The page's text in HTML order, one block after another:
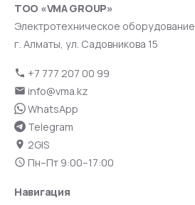
ТОО «VMA GROUP»
Электротехническое оборудование
г. Алматы, ул. Садовникова 15
+7 777 207 00 99
info@vma.kz
WhatsApp
Telegram
2GIS
Пн–Пт 9:00–17:00
Навигация